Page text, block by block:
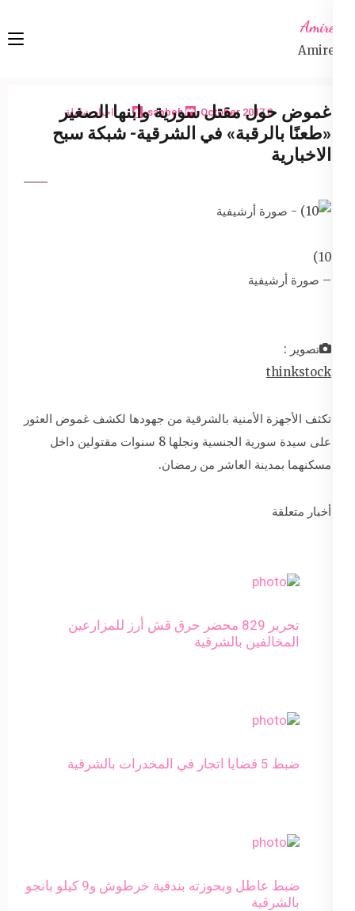
content
Enter)
Amireta
Amireta
8 October 2017
sabbeh اخبار شاملة
غموض حول مقتل سورية وابنها الصغير
«طعنًا بالرقبة» في الشرقية- شبكة سبح
الاخبارية
10)
– صورة أرشيفية
تصوير :
thinkstock
تكثف الأجهزة الأمنية بالشرقية من جهودها لكشف غموض العثور
على سيدة سورية الجنسية ونجلها 8 سنوات مقتولين داخل
مسكنهما بمدينة العاشر من رمضان.
أخبار متعلقة
تحرير 829 محضر حرق قش أرز للمزارعين
المخالفين بالشرقية
ضبط 5 قضايا اتجار في المخدرات بالشرقية
ضبط عاطل وبحوزته بندقية خرطوش و9 كيلو بانجو
بالشرقية